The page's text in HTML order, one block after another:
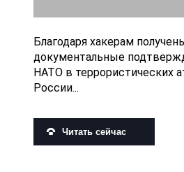
Благодаря хакерам
документальные
НАТО в террористических
России...
Читать сейчас